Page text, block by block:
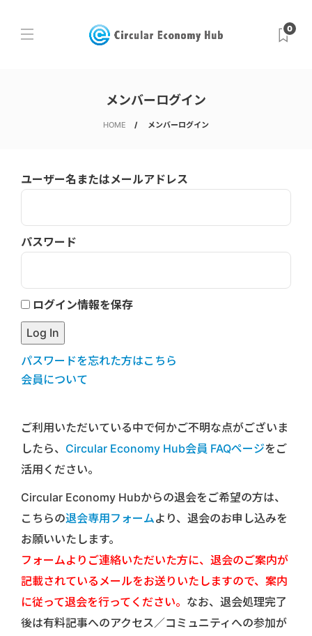
0
メンバーログイン
HOME メンバーログイン
ユーザー名またはメールアドレス
パスワード
ログイン情報を保存
パスワードを忘れた方はこちら
会員について
ご利用いただいている中で何かご不明な点がございま
したら、 Circular Economy Hub会員 FAQページをご
活用ください。
Circular Economy Hubからの退会をご希望の方は、
こちらの退会専用フォームより、退会のお申し込みを
お願いいたします。
フォームよりご連絡いただいた方に、退会のご案内が
記載されているメールをお送りいたしますので、案内
に従って退会を行ってください。 なお、退会処理完了
後は有料記事へのアクセス／コミュニティへの参加が